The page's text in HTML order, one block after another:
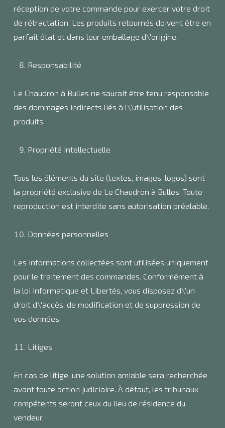
réception de votre commande pour exercer votre droit
de rétractation. Les produits retournés doivent être en
parfait état et dans leur emballage d\'origine.
Responsabilité
Le Chaudron à Bulles ne saurait être tenu responsable
des dommages indirects liés à l\'utilisation des
produits.
Propriété intellectuelle
Tous les éléments du site (textes, images, logos) sont
la propriété exclusive de Le Chaudron à Bulles. Toute
reproduction est interdite sans autorisation préalable.
Données personnelles
Les informations collectées sont utilisées uniquement
pour le traitement des commandes. Conformément à
la loi Informatique et Libertés, vous disposez d\'un
droit d\'accès, de modification et de suppression de
vos données.
Litiges
En cas de litige, une solution amiable sera recherchée
avant toute action judiciaire. À défaut, les tribunaux
compétents seront ceux du lieu de résidence du
vendeur.